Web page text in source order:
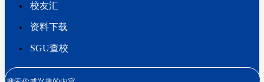
校友汇
资料下载
SGU查校